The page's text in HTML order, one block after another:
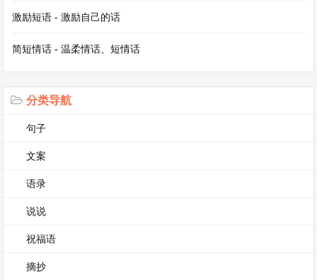
激励短语 - 激励自己的话
简短情话 - 温柔情话、短情话
分类导航
句子
文案
语录
说说
祝福语
摘抄